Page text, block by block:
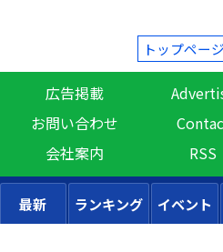
トップペー
広告掲載
お問い合わせ
会社案内
RSS
最新 ランキング イベント